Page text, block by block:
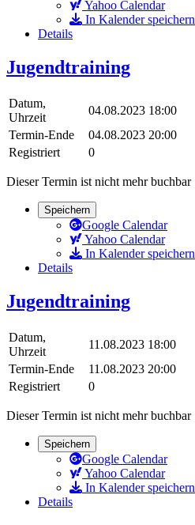
Yahoo Calendar
In Kalender speichern
Details
Jugendtraining
Datum,
Uhrzeit
04.08.2023 18:00
Termin-Ende
04.08.2023 20:00
Registriert
0
Dieser Termin ist nicht mehr buchbar
Speichern
Google Calendar
Yahoo Calendar
In Kalender speichern
Details
Jugendtraining
Datum,
Uhrzeit
11.08.2023 18:00
Termin-Ende
11.08.2023 20:00
Registriert
0
Dieser Termin ist nicht mehr buchbar
Speichern
Google Calendar
Yahoo Calendar
In Kalender speichern
Details